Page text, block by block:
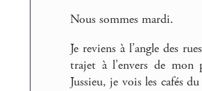
Nous sommes mardi.
Je reviens à l’angle des
trajet à l’envers de mon
Jussieu, je vois les cafés